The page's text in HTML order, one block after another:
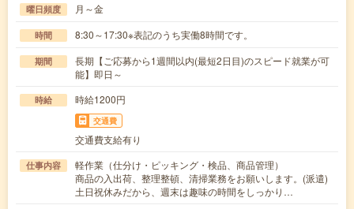
曜日頻度 月～金
時間 8:30～17:30※表記のうち実働8時間です。
期間
長期【ご応募から1週間以内(最短2日目)のスピード就業が可
能】即日～
時給 時給1200円
交通費
交通費支給有り
仕事内容
軽作業（仕分け・ピッキング・検品、商品管理）
商品の入出荷、整理整頓、清掃業務をお願いします。(派遣)
土日祝休みだから、週末は趣味の時間をしっかり…